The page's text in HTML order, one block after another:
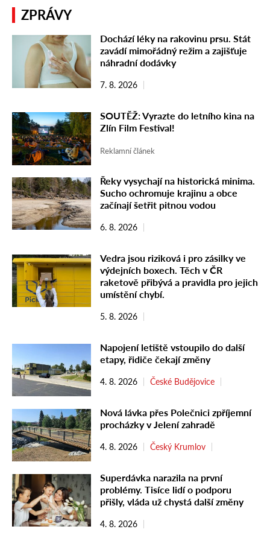
ZPRÁVY
Dochází léky na rakovinu prsu. Stát
zavádí mimořádný režim a zajišťuje
náhradní dodávky
7. 8. 2026
SOUTĚŽ: Vyrazte do letního kina na
Zlín Film Festival!
Reklamní článek
Řeky vysychají na historická minima.
Sucho ochromuje krajinu a obce
začínají šetřit pitnou vodou
6. 8. 2026
Vedra jsou riziková i pro zásilky ve
výdejních boxech. Těch v ČR
raketově přibývá a pravidla pro jejich
umístění chybí.
5. 8. 2026
Napojení letiště vstoupilo do další
etapy, řidiče čekají změny
4. 8. 2026 České Budějovice
Nová lávka přes Polečnici zpříjemní
procházky v Jelení zahradě
4. 8. 2026 Český Krumlov
Superdávka narazila na první
problémy. Tisíce lidí o podporu
přišly, vláda už chystá další změny
4. 8. 2026